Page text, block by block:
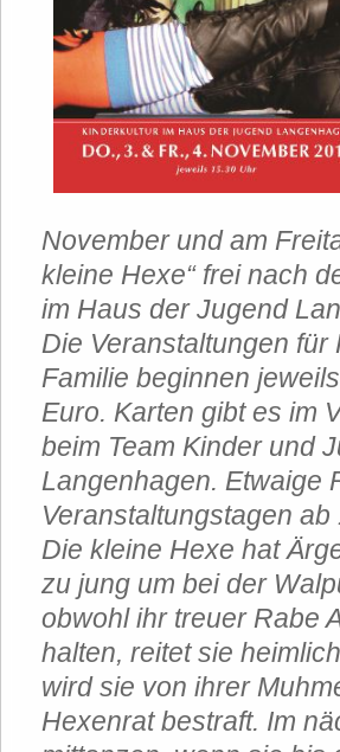
November und am
kleine Hexe“ frei nach
im Haus der Jugend
Die Veranstaltungen
Familie beginnen
Euro. Karten gibt es im
beim Team Kinder und
Langenhagen. Etwaige
Veranstaltungstagen
Die kleine Hexe hat
zu jung um bei der
obwohl ihr treuer Rabe
halten, reitet sie
wird sie von ihrer
Hexenrat bestraft. Im